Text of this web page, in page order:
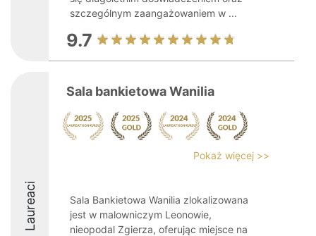
szczególnym zaangażowaniem w ...
9.7
Laureaci
Sala bankietowa Wanilia
Pokaż więcej >>
Sala Bankietowa Wanilia zlokalizowana
jest w malowniczym Leonowie,
nieopodal Zgierza, oferując miejsce na